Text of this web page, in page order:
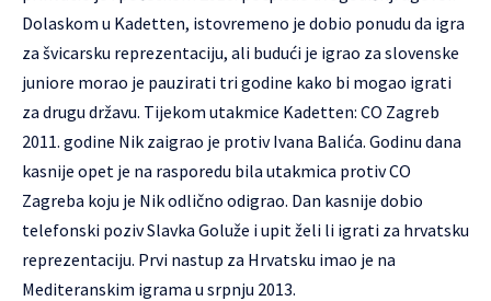
Dolaskom u Kadetten, istovremeno je dobio ponudu da igra
za švicarsku reprezentaciju, ali budući je igrao za slovenske
juniore morao je pauzirati tri godine kako bi mogao igrati
za drugu državu. Tijekom utakmice Kadetten: CO Zagreb
2011. godine Nik zaigrao je protiv Ivana Balića. Godinu dana
kasnije opet je na rasporedu bila utakmica protiv CO
Zagreba koju je Nik odlično odigrao. Dan kasnije dobio
telefonski poziv Slavka Goluže i upit želi li igrati za hrvatsku
reprezentaciju. Prvi nastup za Hrvatsku imao je na
Mediteranskim igrama u srpnju 2013.